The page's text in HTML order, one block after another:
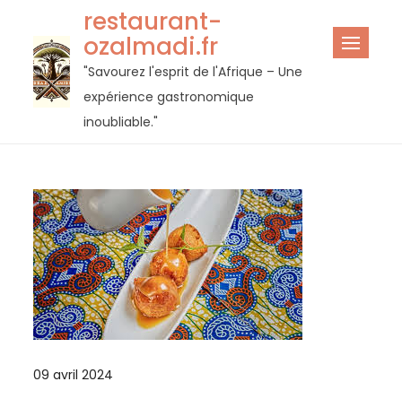
contenu
restaurant-
ozalmadi.fr
"Savourez l'esprit de l'Afrique – Une
expérience gastronomique
inoubliable."
09 avril 2024